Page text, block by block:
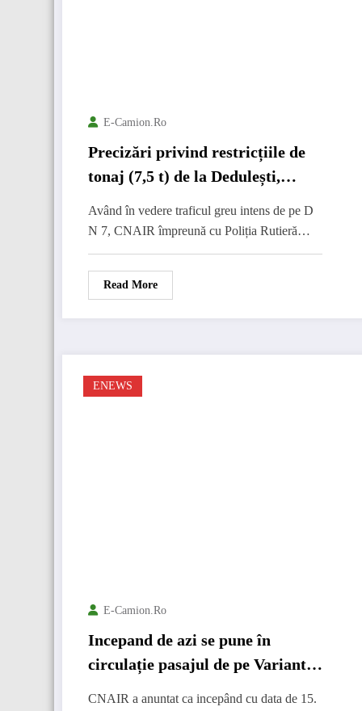
E-Camion.ro
Precizări privind restricțiile de
tonaj (7,5 t) de la Dedulești,
Având în vedere traficul greu intens de pe D
N 7, CNAIR împreună cu Poliția Rutieră…
Read More
ENEWS
E-Camion.ro
Incepand de azi se pune în
circulație pasajul de pe Varianta
CNAIR a anuntat ca incepând cu data de 15.